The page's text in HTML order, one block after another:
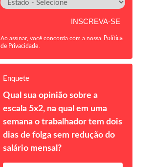
Ao assinar, você concorda com a nossa Política
de Privacidade
Enquete
Qual sua opinião sobre a
escala 5x2, na qual em uma
semana o trabalhador tem dois
dias de folga sem redução do
salário mensal?